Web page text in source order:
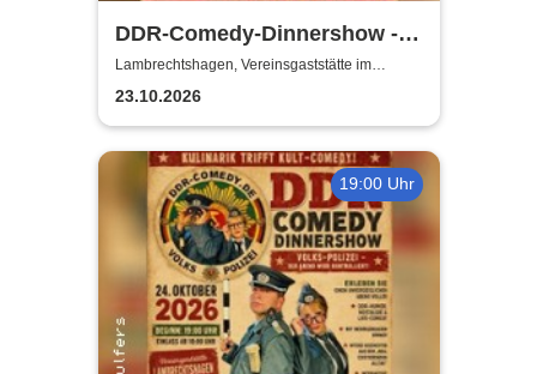
DDR-Comedy-Dinnershow -
ZUSATZSHOW
Lambrechtshagen, Vereinsgaststätte im
Gemeindezentrum Lambrechtshagen
23.10.2026
19:00 Uhr